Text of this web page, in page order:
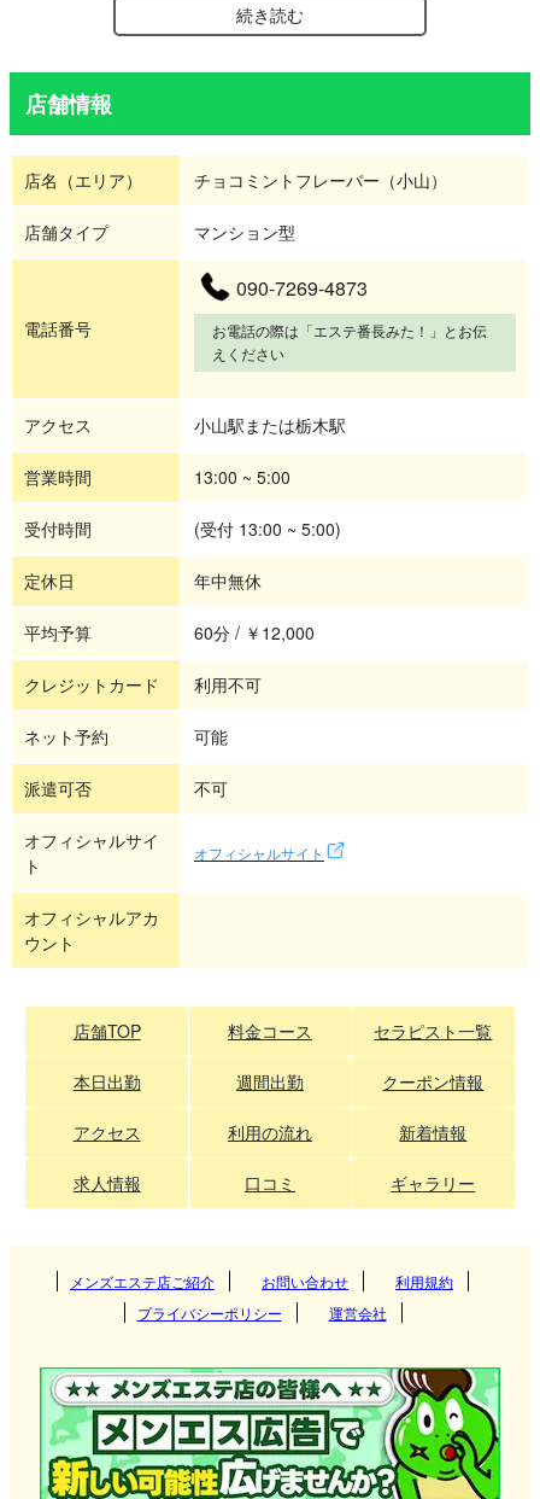
続き読む
店舗情報
店名（エリア） チョコミントフレーバー（小山）
店舗タイプ マンション型
電話番号
090-7269-4873
お電話の際は「エステ番長みた！」とお伝
えください
アクセス 小山駅または栃木駅
営業時間 13:00 ~ 5:00
受付時間 (受付 13:00 ~ 5:00)
定休日 年中無休
平均予算 60分 / ￥12,000
クレジットカード 利用不可
ネット予約 可能
派遣可否 不可
オフィシャルサイ
ト
オフィシャルサイト
オフィシャルアカ
ウント
店舗TOP 料金コース セラピスト一覧
本日出勤 週間出勤 クーポン情報
アクセス 利用の流れ 新着情報
求人情報 口コミ ギャラリー
メンズエステ店ご紹介 お問い合わせ
利用規約
プライバシーポリシー
運営会社